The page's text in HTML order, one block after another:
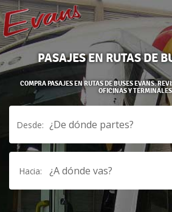
PASAJES EN RUTAS DE
COMPRA PASAJES EN RUTAS DE BUSES EVANS.
OFICINAS Y
Desde: ¿De dónde partes?
Hacia: ¿A dónde vas?